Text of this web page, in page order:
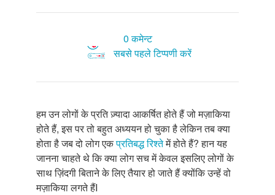
0 कमेन्ट
सबसे पहले टिप्पणी करें
हम उन लोगों के प्रति ज़्यादा आकर्षित होते हैं जो मज़ाकिया
होते हैं, इस पर तो बहुत अध्ययन हो चुका है लेकिन तब क्या
होता है जब दो लोग एकप्रतिबद्ध रिश्तेमें होते हैं? हान यह
जानना चाहते थे कि क्या लोग सच में केवल इसलिए लोगों के
साथ ज़िंदगी बिताने के लिए तैयार हो जाते हैं क्योंकि उन्हें वो
मज़ाकिया लगते हैंI